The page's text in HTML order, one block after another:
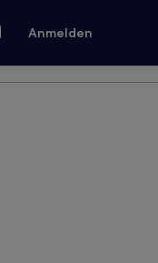
Anmelden